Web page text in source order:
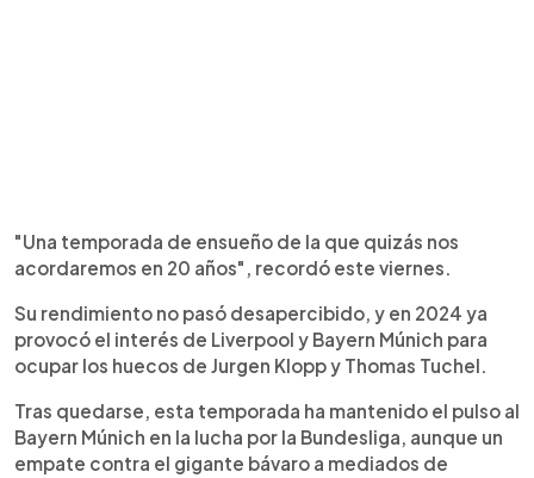
"Una temporada de ensueño de la que quizás nos
acordaremos en 20 años", recordó este viernes.
Su rendimiento no pasó desapercibido, y en 2024 ya
provocó el interés de Liverpool y Bayern Múnich para
ocupar los huecos de Jurgen Klopp y Thomas Tuchel.
Tras quedarse, esta temporada ha mantenido el pulso al
Bayern Múnich en la lucha por la Bundesliga, aunque un
empate contra el gigante bávaro a mediados de